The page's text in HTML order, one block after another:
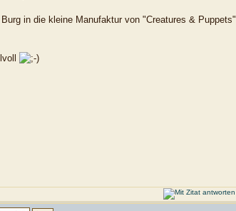
in die kleine Manufaktur von "Creatures & Puppets"